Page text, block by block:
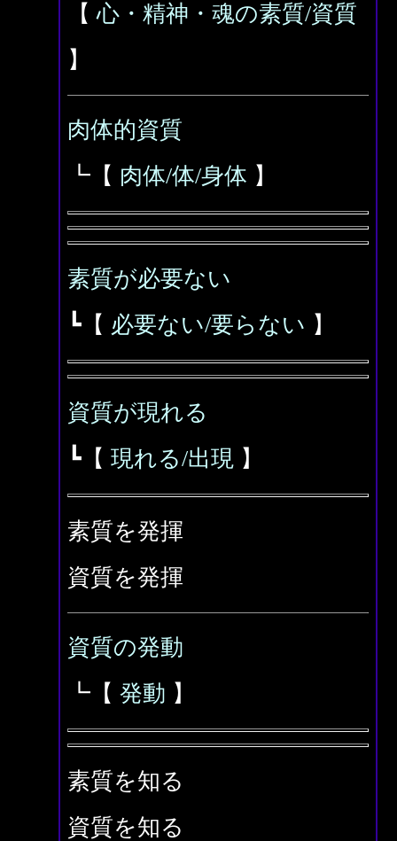
【心・精神・魂の素質/資質
】
肉体的資質
┗【 肉体/体/身体 】
素質が必要ない
┗【 必要ない/要らない 】
資質が現れる
┗【 現れる/出現 】
素質を発揮
資質を発揮
資質の発動
┗【 発動 】
素質を知る
資質を知る